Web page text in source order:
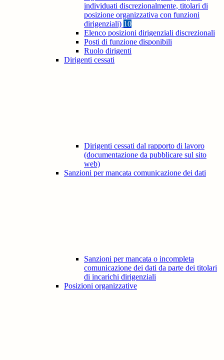
individuati discrezionalmente, titolari di
posizione organizzativa con funzioni
dirigenziali) 10
Elenco posizioni dirigenziali discrezionali
Posti di funzione disponibili
Ruolo dirigenti
Dirigenti cessati
Dirigenti cessati dal rapporto di lavoro
(documentazione da pubblicare sul sito
web)
Sanzioni per mancata comunicazione dei dati
Sanzioni per mancata o incompleta
comunicazione dei dati da parte dei titolari
di incarichi dirigenziali
Posizioni organizzative